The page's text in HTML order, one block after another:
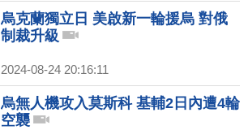
烏克蘭獨立日 美啟新一輪援烏 對俄
制裁升級
2024-08-24 20:16:11
烏無人機攻入莫斯科 基輔2日內遭4輪
空襲